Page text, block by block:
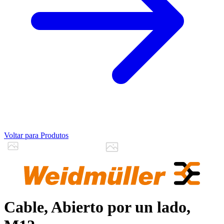
Voltar para Produtos
Cable, Abierto por un lado,